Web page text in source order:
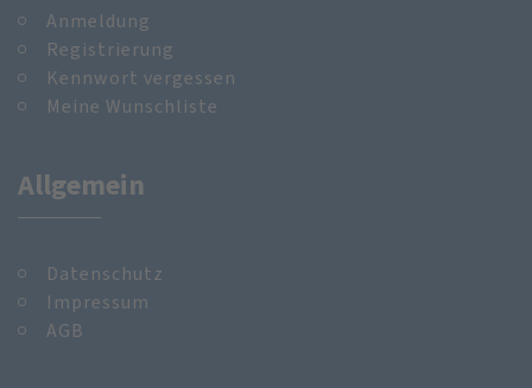
Anmeldung
Registrierung
Kennwort vergessen
Meine Wunschliste
Allgemein
Datenschutz
Impressum
AGB